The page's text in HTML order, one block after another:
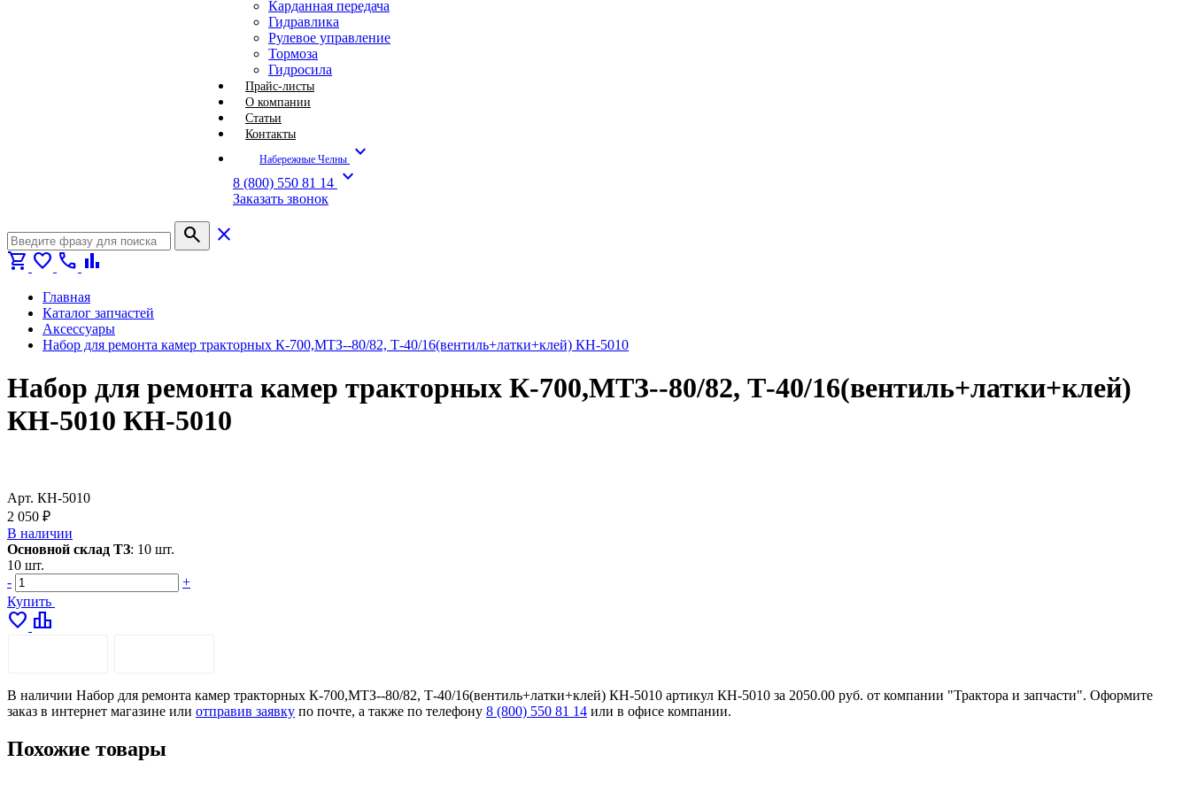
Карданная передача
Гидравлика
Рулевое управление
Тормоза
Гидросила
Прайс-листы
О компании
Статьи
Контакты
Набережные Челны expand_more
8 (800) 550 81 14 expand_more
Заказать звонок
search
close
shopping_cart favorite call bar_chart
Главная
Каталог запчастей
Аксессуары
Набор для ремонта камер тракторных К-700,МТЗ--80/82, Т-40/16(вентиль+латки+клей) КН-5010
Набор для ремонта камер тракторных К-700,МТЗ--80/82, Т-40/16(вентиль+латки+клей)
КН-5010 КН-5010
Арт. КН-5010
2 050 ₽
В наличии
Основной склад ТЗ: 10 шт.
10 шт.
-
+
Купить
favorite leaderboard
В наличии Набор для ремонта камер тракторных К-700,МТЗ--80/82, Т-40/16(вентиль+латки+клей) КН-5010 артикул КН-5010 за 2050.00 руб. от компании "Трактора и запчасти". Оформите
заказ в интернет магазине или отправив заявку по почте, а также по телефону 8 (800) 550 81 14 или в офисе компании.
Похожие товары